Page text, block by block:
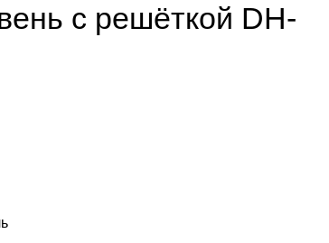
с решёткой DH-